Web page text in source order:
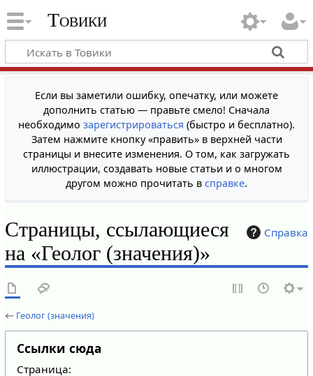
Товики
Если вы заметили ошибку, опечатку, или можете
дополнить статью — правьте смело! Сначала
необходимо зарегистрироваться (быстро и бесплатно).
Затем нажмите кнопку «править» в верхней части
страницы и внесите изменения. О том, как загружать
иллюстрации, создавать новые статьи и о многом
другом можно прочитать в справке.
Справка
Страницы, ссылающиеся
на «Геолог (значения)»
← Геолог (значения)
Ссылки сюда
Страница: